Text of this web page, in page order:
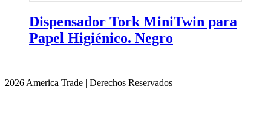
Dispensador Tork MiniTwin para
Papel Higiénico. Negro
2026 America Trade | Derechos Reservados